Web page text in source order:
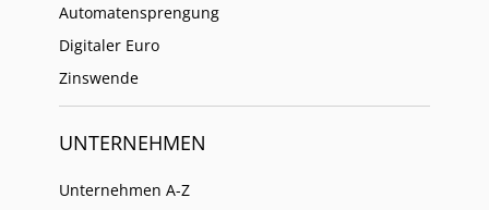
Automatensprengung
Digitaler Euro
Zinswende
UNTERNEHMEN
Unternehmen A-Z